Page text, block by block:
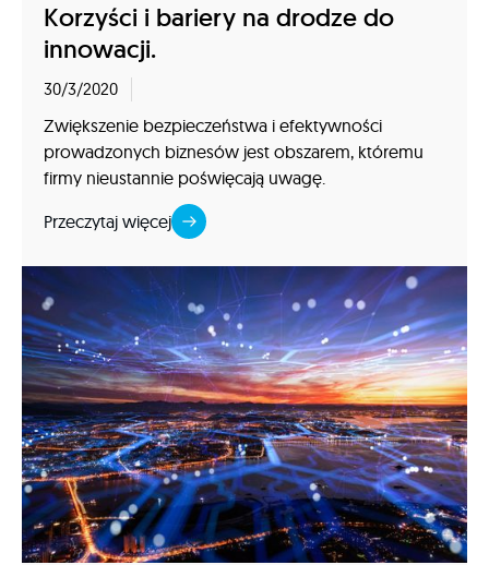
Korzyści i bariery na drodze do
innowacji.
30/3/2020
Zwiększenie bezpieczeństwa i efektywności
prowadzonych biznesów jest obszarem, któremu
firmy nieustannie poświęcają uwagę.
Przeczytaj więcej